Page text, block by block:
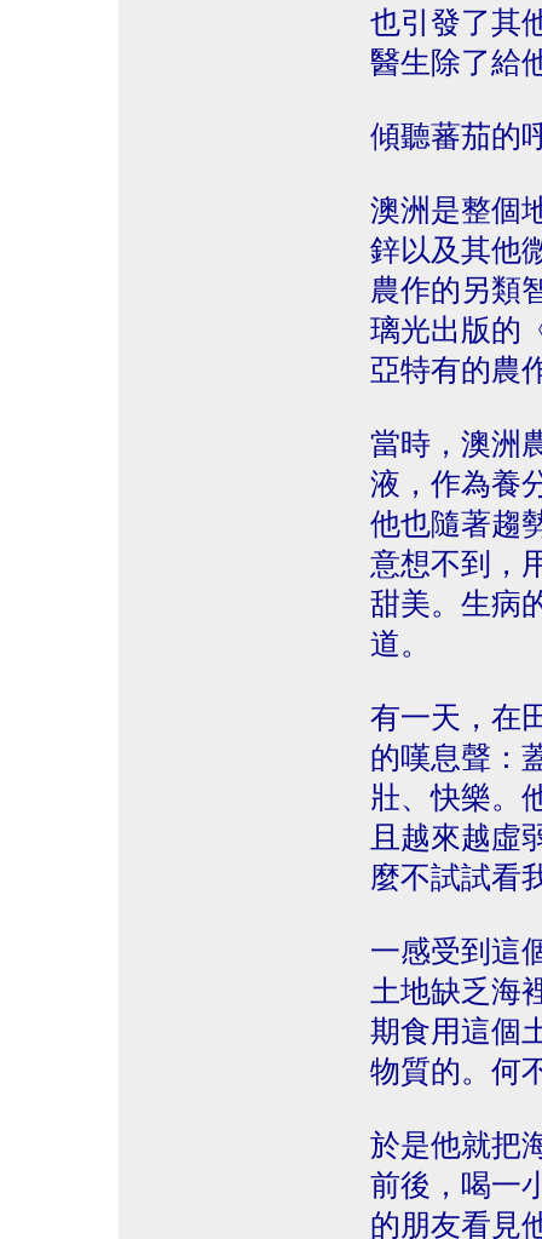
也引發了其
醫生除了給
傾聽蕃茄的
澳洲是整個
鋅以及其他
農作的另類
璃光出版的
亞特有的農
當時，澳洲
液，作為養
他也隨著趨
意想不到，
甜美。生病
道。
有一天，在
的嘆息聲：
壯、快樂。
且越來越虛
麼不試試看
一感受到這
土地缺乏海
期食用這個
物質的。何
於是他就把
前後，喝一
的朋友看見